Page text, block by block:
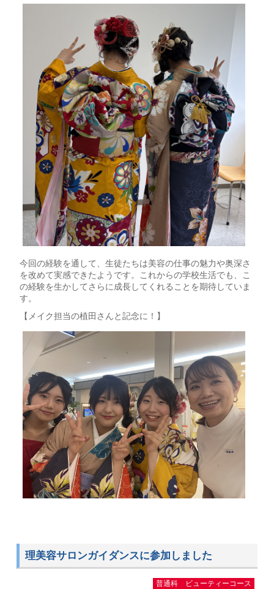
今回の経験を通して、生徒たちは美容の仕事の魅力や奥深さ
を改めて実感できたようです。これからの学校生活でも、こ
の経験を生かしてさらに成長してくれることを期待していま
す。
【メイク担当の植田さんと記念に！】
理美容サロンガイダンスに参加しました
普通科 ビューティーコース